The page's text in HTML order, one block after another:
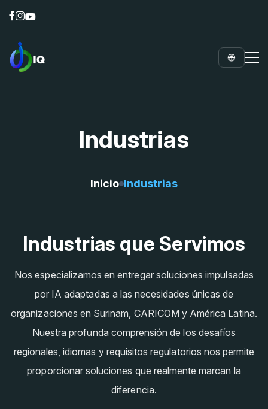
🌐
Industrias
Inicio Industrias
Industrias que Servimos
Nos especializamos en entregar soluciones impulsadas
por IA adaptadas a las necesidades únicas de
organizaciones en Surinam, CARICOM y América Latina.
Nuestra profunda comprensión de los desafíos
regionales, idiomas y requisitos regulatorios nos permite
proporcionar soluciones que realmente marcan la
diferencia.